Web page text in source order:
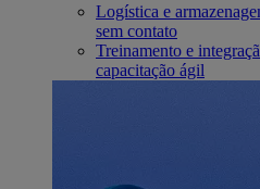
Logística e
sem contato
Treinamento e
capacitação ágil